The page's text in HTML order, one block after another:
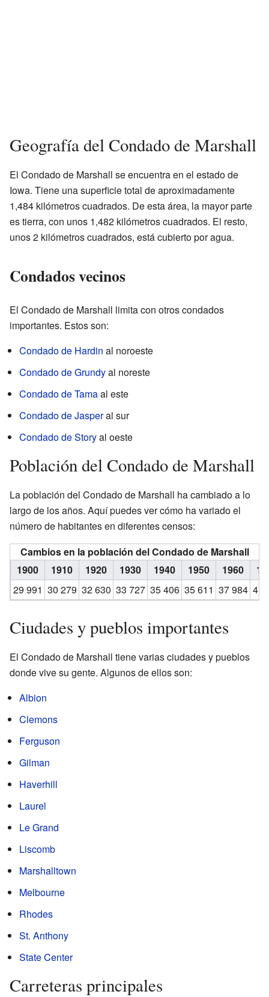
Geografía del Condado de Marshall
El Condado de Marshall se encuentra en el estado de
Iowa. Tiene una superficie total de aproximadamente
1,484 kilómetros cuadrados. De esta área, la mayor parte
es tierra, con unos 1,482 kilómetros cuadrados. El resto,
unos 2 kilómetros cuadrados, está cubierto por agua.
Condados vecinos
El Condado de Marshall limita con otros condados
importantes. Estos son:
Condado de Hardin al noroeste
Condado de Grundyal noreste
Condado de Tamaal este
Condado de Jasperal sur
Condado de Storyal oeste
Población del Condado de Marshall
La población del Condado de Marshall ha cambiado a lo
largo de los años. Aquí puedes ver cómo ha variado el
número de habitantes en diferentes censos:
Cambios en la población del Condado de Marshall
1900
1910 1920 1930 1940 1950 1960
29 991 30 279 32 630 33 727 35 406 35 611 37 984 41
Ciudades y pueblos importantes
El Condado de Marshall tiene varias ciudades y pueblos
donde vive su gente. Algunos de ellos son:
Albion
Clemons
Ferguson
Gilman
Haverhill
Laurel
Le Grand
Liscomb
Marshalltown
Melbourne
Rhodes
St. Anthony
State Center
Carreteras principales